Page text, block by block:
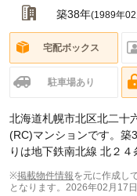
築38年(1989年
宅配ボックス
駐車場あり
北海道札幌市北区北二十
(RC)マンションです。築
りは地下鉄南北線 北２
※掲載物件情報を元に作成し
となります。 2026年02月17